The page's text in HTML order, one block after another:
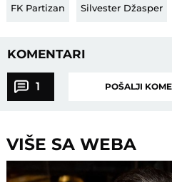
FK Partizan Silvester Džasper
KOMENTARI
1 POŠALJI
VIŠE SA WEBA